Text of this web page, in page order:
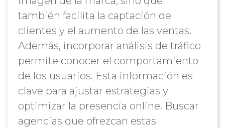
también facilita la captación de
clientes y el aumento de las ventas.
Además, incorporar análisis de tráfico
permite conocer el comportamiento
de los usuarios. Esta información es
clave para ajustar estrategias y
optimizar la presencia online. Buscar
agencias que ofrezcan estas